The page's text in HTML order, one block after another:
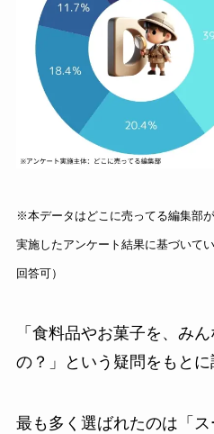
※本データはどこに売ってる編集部
実施したアンケート結果に基づいて
回答可）
「食料品やお菓子を、み
の？」という疑問をもとに
最も多く選ばれたのは「